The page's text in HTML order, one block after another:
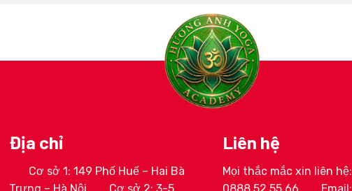
Địa chỉ
Cơ sở 1: 149 Phố Huế – Hai Bà
Liên hệ
Mọi thắc mắc xin liên hệ:
HLV Trịnh Huyền My HLV Lê Thị Trang